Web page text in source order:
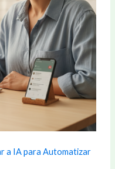
a IA para Automatizar